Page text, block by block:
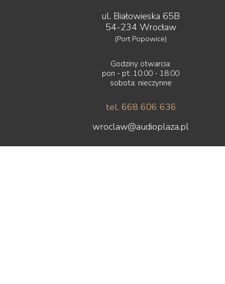
ul. Białowieska 65B
54-234 Wrocław
(Port Popowice)
Godziny otwarcia:
pon - pt: 10:00 - 18:00
sobota: nieczynne
tel. 668 606 636
wroclaw@audioplaza.pl